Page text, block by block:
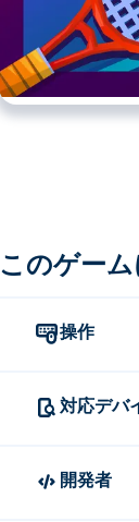
ここでPower
このゲー
操作
対応デバ
開発者